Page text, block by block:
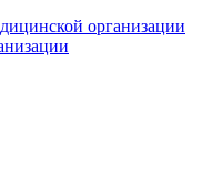
организации